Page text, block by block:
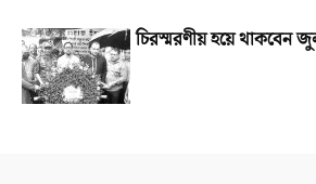
চিরস্মরণীয় হয়ে থাকবেন